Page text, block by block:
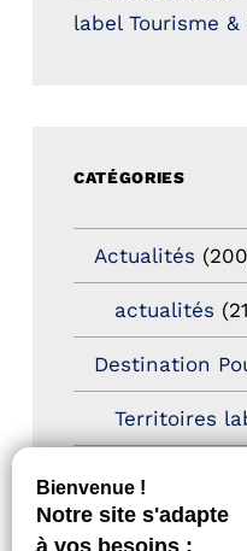
label Tourisme
CATÉGORIES
Actualités
actualités
Destination
Territoires
Newsletter pro